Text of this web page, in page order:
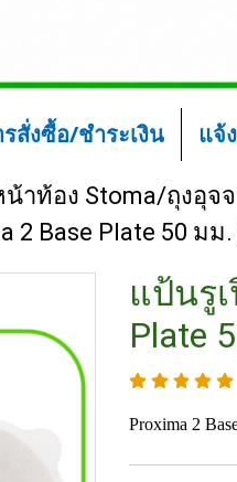
สั่งซื้อ/ชำระเงิน แจ้
าท้อง Stoma/ถุงอุจ
2 Base Plate 50 มม
แป้นรู
Plate
Proxima 2